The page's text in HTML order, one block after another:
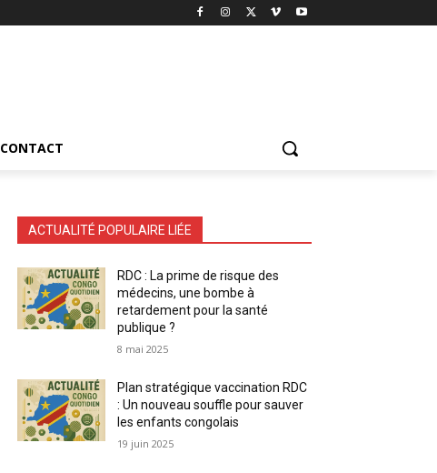
CONTACT
ACTUALITÉ POPULAIRE LIÉE
RDC : La prime de risque des
médecins, une bombe à
retardement pour la santé
publique ?
8 mai 2025
Plan stratégique vaccination RDC
: Un nouveau souffle pour sauver
les enfants congolais
19 juin 2025